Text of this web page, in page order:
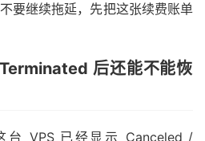
要继续拖延，先把这张续费账单
后还能不能恢
台 VPS 已经显示 Canceled /